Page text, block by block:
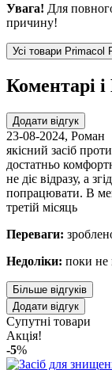
Увага! Для
причину!
Усі товари Primacol
Коментарі і
Додати відгук
23-08-2024, Роман
якісний засіб
достатньо
не діє відразу, а
попрацювати. В
третій місяць
Переваги:
Недоліки: поки не
Більше відгуків
Додати відгук
Супутні товари
Акція!
-5%